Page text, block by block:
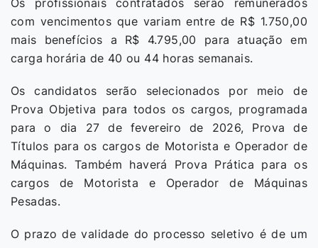
com vencimentos que variam entre de R$ 1.750,00
mais benefícios a R$ 4.795,00 para atuação em
carga horária de 40 ou 44 horas semanais.
Os candidatos serão selecionados por meio de
Prova Objetiva para todos os cargos, programada
para o dia 27 de fevereiro de 2026, Prova de
Títulos para os cargos de Motorista e Operador de
Máquinas. Também haverá Prova Prática para os
cargos de Motorista e Operador de Máquinas
Pesadas.
O prazo de validade do processo seletivo é de um